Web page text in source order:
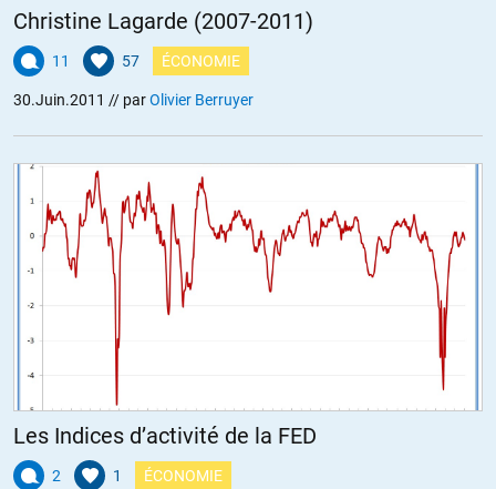
Christine Lagarde (2007-2011)
11 57 ÉCONOMIE
30.Juin.2011 // parOlivier Berruyer
Les Indices d’activité de la FED
2 1 ÉCONOMIE